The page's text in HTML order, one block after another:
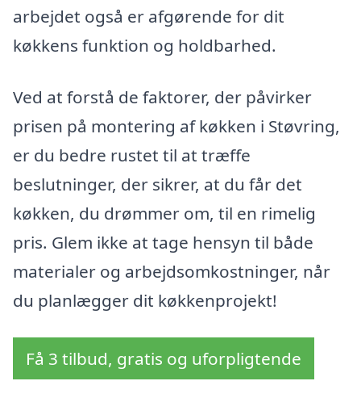
arbejdet også er afgørende for dit
køkkens funktion og holdbarhed.
Ved at forstå de faktorer, der påvirker
prisen på montering af køkken i Støvring,
er du bedre rustet til at træffe
beslutninger, der sikrer, at du får det
køkken, du drømmer om, til en rimelig
pris. Glem ikke at tage hensyn til både
materialer og arbejdsomkostninger, når
du planlægger dit køkkenprojekt!
Få 3 tilbud, gratis og uforpligtende